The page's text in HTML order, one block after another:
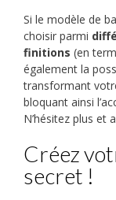
Si le modèle de
choisir parmi
finitions (en
également la
transformant
bloquant ainsi
N’hésitez plus et
Créez
secret !